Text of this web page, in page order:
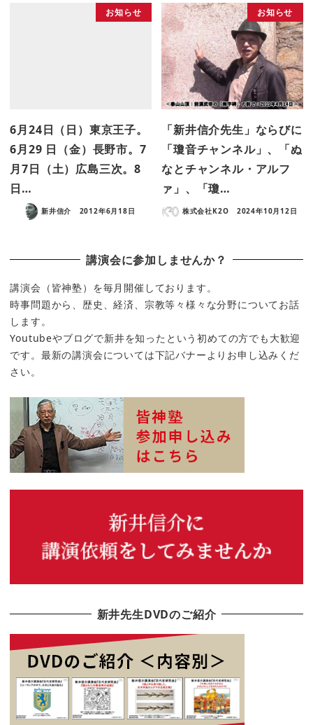
お知らせ
6月24日（日）東京王子。
6月29 日（金）長野市。7
月7日（土）広島三次。8
日…
新井信介 2012年6月18日
お知らせ
「新井信介先生」ならびに
「瓊音チャンネル」、「ぬ
なとチャンネル・アルフ
ァ」、「瓊…
株式会社K2O 2024年10月12日
講演会に参加しませんか？
講演会（皆神塾）を毎月開催しております。
時事問題から、歴史、経済、宗教等々様々な分野についてお話
します。
Youtubeやブログで新井を知ったという初めての方でも大歓迎
です。最新の講演会については下記バナーよりお申し込みくだ
さい。
新井先生DVDのご紹介